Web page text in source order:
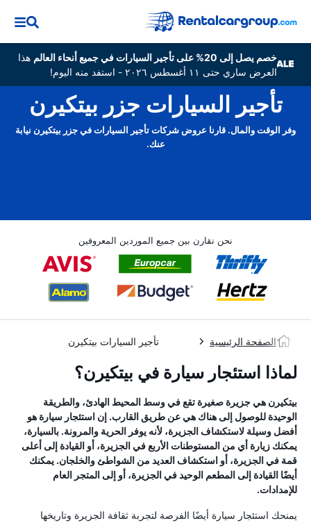
خصم يصل إلى 20% على تأجير السيارات في جميع أنحاء العالم
هذا
العرض ساري حتى ١١ أغسطس ٢٠٢٦ - استفد منه اليوم!
تأجير السيارات جزر بيتكيرن
وفر الوقت والمال. قارنا عروض شركات تأجير السيارات في جزر بيتكيرن نيابة
عنك.
نحن نقارن بين جميع الموردين المعروفين
الصفحة الرئيسية تأجير السيارات بيتكيرن
لماذا استئجار سيارة في بيتكيرن؟
بيتكيرن هي جزيرة صغيرة تقع في وسط المحيط الهادئ، والطريقة
الوحيدة للوصول إلى هناك هي عن طريق القارب. إن استئجار سيارة هو
أفضل وسيلة لاستكشاف الجزيرة، لأنه يوفر الحرية والمرونة. بالسيارة،
يمكنك زيارة أي من المستوطنات الأربع في الجزيرة، أو القيادة إلى أعلى
قمة في الجزيرة، أو استكشاف العديد من الشواطئ والخلجان. يمكنك
أيضًا القيادة إلى المطعم الوحيد في الجزيرة، أو إلى المتجر العام
للإمدادات.
يمنحك استئجار سيارة أيضًا الفرصة لتجربة ثقافة الجزيرة وتاريخها